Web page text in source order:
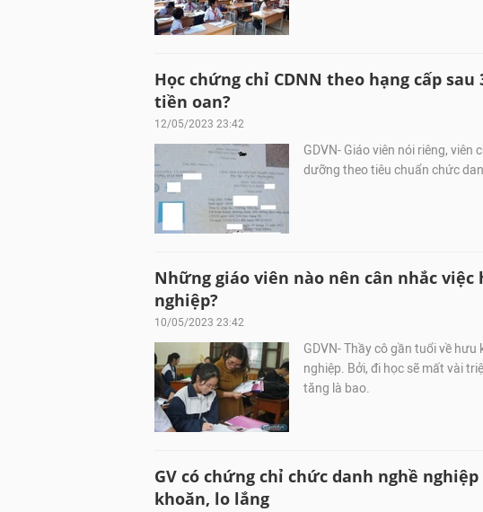
Học chứng chỉ CDNN theo hạng cấp
tiền oan?
12/05/2023 23:42
GDVN- Giáo viên nói riêng,
dưỡng theo tiêu chuẩn chức
Những giáo viên nào nên cân nhắc
nghiệp?
10/05/2023 23:42
GDVN- Thầy cô gần tuổi về
nghiệp. Bởi, đi học sẽ mất vài
tăng là bao.
GV có chứng chỉ chức danh nghề
khoăn, lo lắng